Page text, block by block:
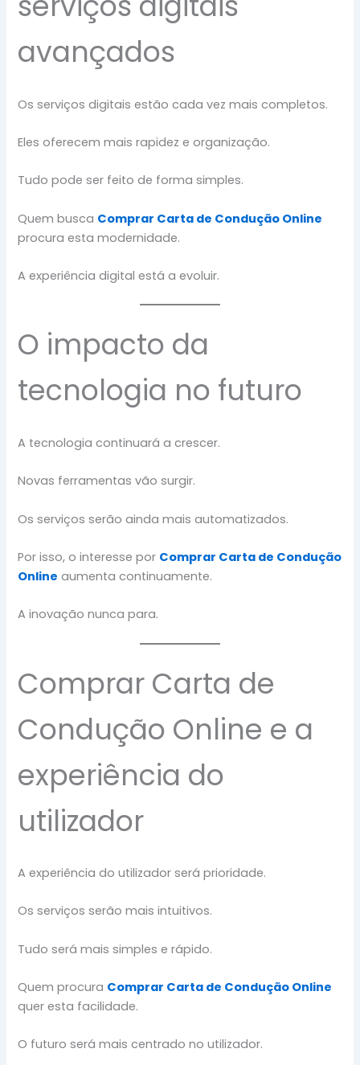
avançados
Os serviços digitais estão cada vez mais completos.
Eles oferecem mais rapidez e organização.
Tudo pode ser feito de forma simples.
Quem busca Comprar Carta de Condução Online
procura esta modernidade.
A experiência digital está a evoluir.
O impacto da
tecnologia no futuro
A tecnologia continuará a crescer.
Novas ferramentas vão surgir.
Os serviços serão ainda mais automatizados.
Por isso, o interesse por Comprar Carta de Condução
Online aumenta continuamente.
A inovação nunca para.
Comprar Carta de
Condução Online e a
experiência do
utilizador
A experiência do utilizador será prioridade.
Os serviços serão mais intuitivos.
Tudo será mais simples e rápido.
Quem procura Comprar Carta de Condução Online
quer esta facilidade.
O futuro será mais centrado no utilizador.